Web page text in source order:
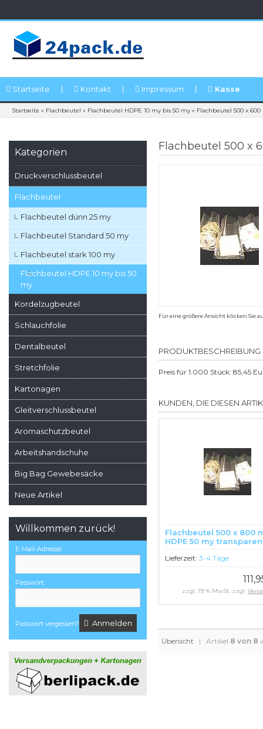
Startseite Kontakt Impressum Kasse
Startseite » Flachbeutel » Flachbeutel HDPE 10 my bis 50 my» Flachbeutel 500 x
Kategorien
Druckverschlussbeutel
Flachbeutel
Flachbeutel dünn 25 my
Flachbeutel Standard 50 my
Flachbeutel stark 100 my
Flachbeutel HDPE 10 my bis 50
my
Kordelzugbeutel
Schlauchfolie
Dentalbeutel
Stretchfolie
Kartonagen
Gleitverschlussbeutel
Aromaschutzbeutel
Arbeitshandschuhe
Big Bag Gewebesäcke
Neue Artikel
Willkommen zurück!
E-Mail-Adresse:
Passwort:
Passwort vergessen? Anmelden
Flachbeutel 500 x
Für eine größere Ansicht klicken Sie
PRODUKTBESCHREIBUNG
Preis für 1.000 Stück: 85,45
KUNDEN, DIE DIESEN
Flachbeutel 500 x 800
HDPE 50 my
unbedruckt 500 Stück
Lieferzeit: 3-4 Tage
zzgl. 19 % MwSt. zzgl.
Übersicht | Artikel 8 von 8